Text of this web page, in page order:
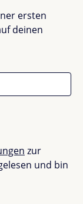
nicht
nicht
mit
noch
deine
ersten
deinen
zur
und bin